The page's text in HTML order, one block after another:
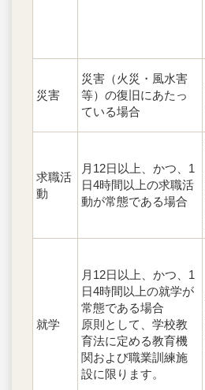
災害
災害（火災・風水害
等）の復旧にあたっ
ている場合
求職活
動
月12日以上、かつ、1
日4時間以上の求職活
動が常態である場合
就学
月12日以上、かつ、1
日4時間以上の就学が
常態である場合
原則として、学校教
育法に定める教育機
関および職業訓練施
設に限ります。